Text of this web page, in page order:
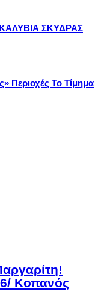
ΣΚΥΔΡΑΣ
Περιοχές Το Τίμημα
Κοπανός